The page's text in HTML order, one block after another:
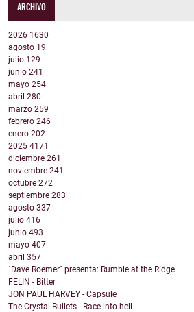
ARCHIVO
2026 1630
agosto 19
julio 129
junio 241
mayo 254
abril 280
marzo 259
febrero 246
enero 202
2025 4171
diciembre 261
noviembre 241
octubre 272
septiembre 283
agosto 337
julio 416
junio 493
mayo 407
abril 357
´Dave Roemer´ presenta: Rumble at the Ridge
FELIN - Bitter
JON PAUL HARVEY - Capsule
The Crystal Bullets - Race into hell